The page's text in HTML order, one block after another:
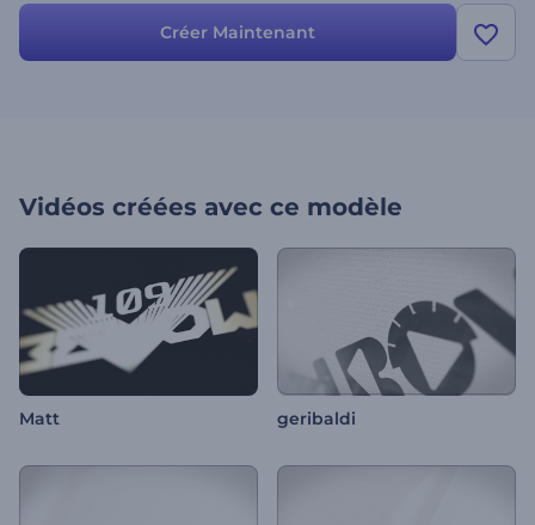
Créer Maintenant
Vidéos créées avec ce modèle
Matt geribaldi